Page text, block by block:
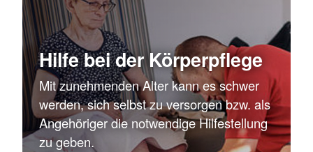
Wäsche (z.B. waschen, trocknen, bügeln,
zusammenlegen)
Wohnungsarbeiten (z.B. spülen, Staub
saugen, Fenster putzen, Müll und Altglas
entsorgen)
Einkauf (z.B. Abholen von bestellten
Waren, Einkauf nach Liste)
Hilfe bei der Körperpflege
Mit zunehmenden Alter kann es schwer
werden, sich selbst zu versorgen bzw. als
Angehöriger die notwendige Hilfestellung
zu geben.